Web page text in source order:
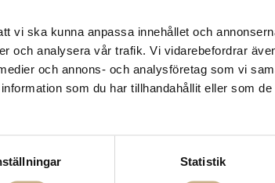
vi ska kunna anpassa innehållet och
och analysera vår trafik. Vi vidarebefordrar
och annons- och analysföretag som vi
som du har tillhandahållit eller som
Statistik